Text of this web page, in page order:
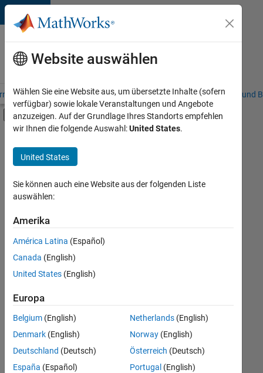
Weiter zum Inhalt
Karriere
bei
MathWorks
– Übersicht Stellensuche Niederlassungen Studierende und
Umschaltung für Off-Canvas-
Hauptinhalt
Commercial Sales
Education Sales
Sales Operations
Marketing Services
Business Model Team
Human Resources
Legal
Büro- und Verwaltungsdienste
+7
Derzeit
es
keine
offenen
Stellen,
Ihren
Suchkriterien
entsprechen.
können
die
Website auswählen
Wählen Sie eine Website aus, um übersetzte Inhalte (sofern
verfügbar) sowie lokale Veranstaltungen und Angebote
anzuzeigen. Auf der Grundlage Ihres Standorts empfehlen
wir Ihnen die folgende Auswahl:United States.
United States
Sie können auch eine Website aus der folgenden Liste
auswählen:
Amerika
América Latina (Español)
Canada (English)
United States (English)
Europa
Belgium (English)
Denmark (English)
Deutschland (Deutsch)
España (Español)
Netherlands(English)
Norway(English)
Österreich (Deutsch)
Portugal (English)